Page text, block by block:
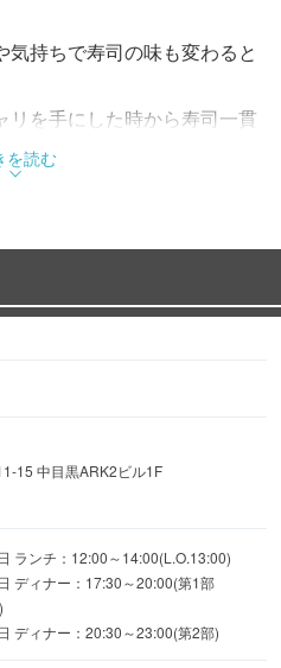
気持ちで寿司の味も変わると
を手にした時から寿司一貫
を想像し、握る瞬間にもこだ
シャリのほぐれる瞬間のシ
た目の美しさ、板前の気持ち
を読む
15 中目黒ARK2ビル1F
ランチ：12:00～14:00(L.O.13:00)
ディナー：17:30～20:00(第1部
ディナー：20:30～23:00(第2部)